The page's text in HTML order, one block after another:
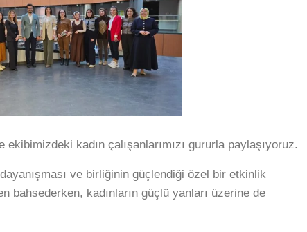
kadın çalışanlarımızı gururla paylaşıyoruz.
ve birliğinin güçlendiği özel bir etkinlik
bahsederken, kadınların güçlü yanları üzerine de